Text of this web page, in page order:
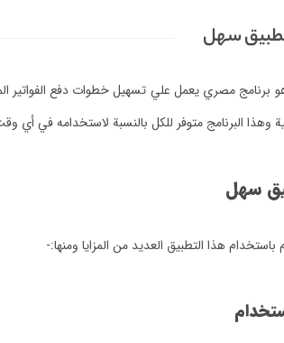
سهل
برنامج مصري يعمل علي تسهيل خطوات دفع الفواتير
وهذا البرنامج متوفر للكل بالنسبة لاستخدامه في أي
سهل
باستخدام هذا التطبيق العديد من المزايا ومنها:-